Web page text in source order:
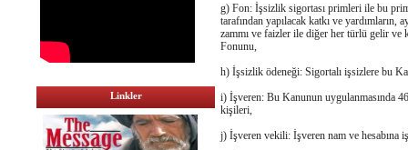
Linkler
g) Fon: İşsizlik sigortası primleri ile bu
tarafından yapılacak katkı ve yardımların,
zammı ve faizler ile diğer her türlü gelir ve
Fonunu,
h) İşsizlik ödeneği: Sigortalı işsizlere bu
i) İşveren: Bu Kanunun uygulanmasında
kişileri,
j) İşveren vekili: İşveren nam ve hesabına